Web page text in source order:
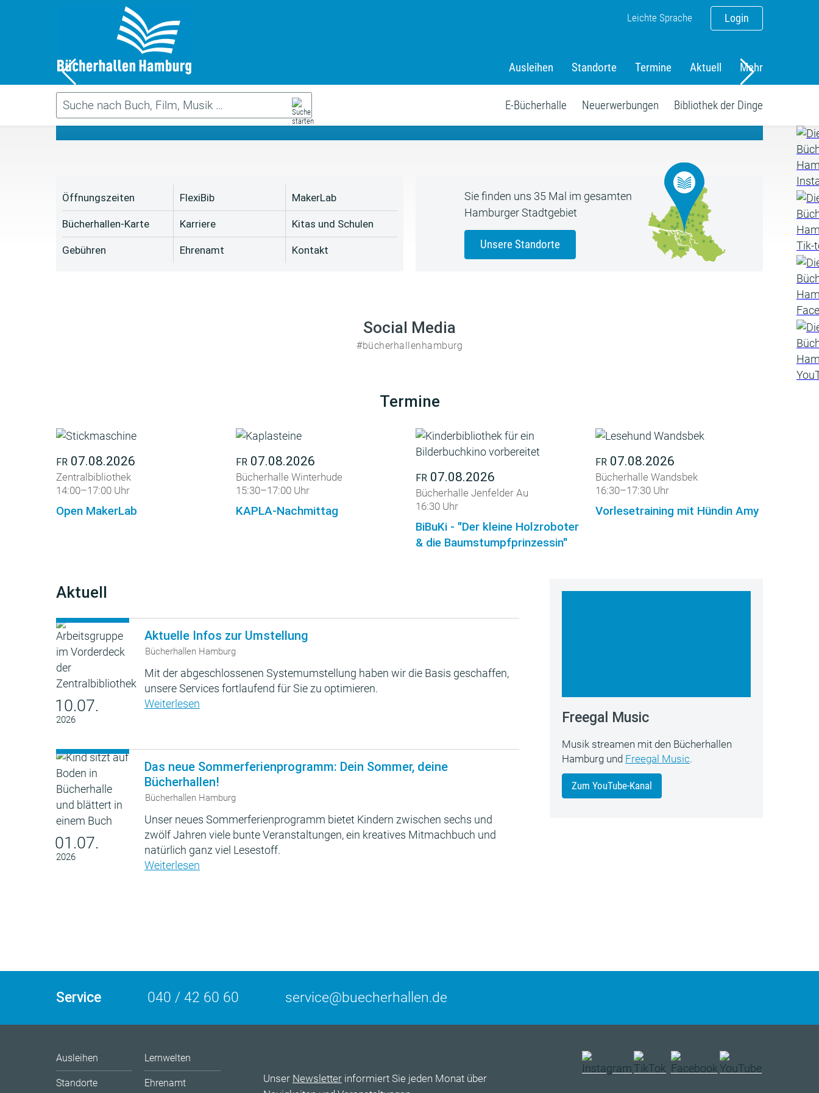
Login
Leichte Sprache
Ausleihen Standorte Termine Aktuell Mehr
E-Bücherhalle Neuerwerbungen Bibliothek der Dinge
Das neue Sommerferienprogramm
Öffnungszeiten
Bücherhallen-Karte
Gebühren
FlexiBib
Karriere
Ehrenamt
MakerLab
Kitas und Schulen
Kontakt
Sie finden uns 35 Mal im gesamten
Hamburger Stadtgebiet
Unsere Standorte
Social Media
#bücherhallenhamburg
Termine
FR 07.08.2026
Zentralbibliothek
14:00–17:00 Uhr
Open MakerLab
FR 07.08.2026
Bücherhalle Winterhude
15:30–17:00 Uhr
KAPLA-Nachmittag
FR 07.08.2026
Bücherhalle Jenfelder Au
16:30 Uhr
BiBuKi - "Der kleine Holzroboter
& die Baumstumpfprinzessin"
FR 07.08.2026
Bücherhalle Wandsbek
16:30–17:30 Uhr
Vorlesetraining mit Hündin Amy
Aktuell
10.07.
2026
Aktuelle Infos zur Umstellung
Bücherhallen Hamburg
Mit der abgeschlossenen Systemumstellung haben wir die Basis geschaffen,
unsere Services fortlaufend für Sie zu optimieren.
Weiterlesen
01.07.
2026
Das neue Sommerferienprogramm: Dein Sommer, deine
Bücherhallen!
Bücherhallen Hamburg
Unser neues Sommerferienprogramm bietet Kindern zwischen sechs und
zwölf Jahren viele bunte Veranstaltungen, ein kreatives Mitmachbuch und
natürlich ganz viel Lesestoff.
Weiterlesen
Freegal Music
Musik streamen mit den Bücherhallen
Hamburg und Freegal Music.
Zum YouTube-Kanal
Service 040 / 42 60 60 service@buecherhallen.de
Ausleihen
Standorte
Lernwelten
Ehrenamt Unser Newsletter informiert Sie jeden Monat über